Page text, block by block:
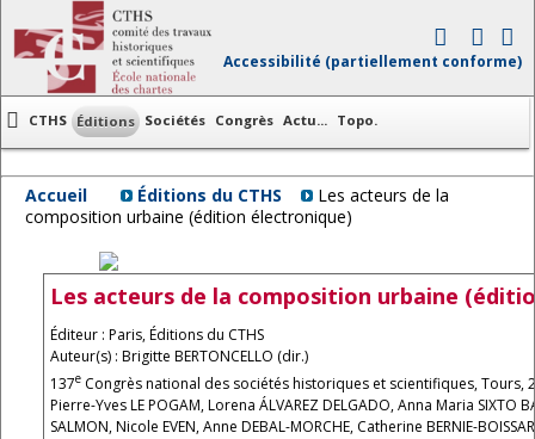
Accessibilité (partiellement conforme)
CTHS Éditions Sociétés Congrès Actu... Topo.
Accueil Éditions du CTHS
Les acteurs de la
composition urbaine (édition électronique)
Les acteurs de la composition urbaine
Éditeur : Paris, Éditions du CTHS
Auteur(s) : Brigitte BERTONCELLO (dir.)
137e Congrès national des sociétés historiques et scientifiques, Tours,
Pierre-Yves LE POGAM, Lorena ÁLVAREZ DELGADO, Anna Maria SIXTO
SALMON, Nicole EVEN, Anne DEBAL-MORCHE, Catherine BERNIE-